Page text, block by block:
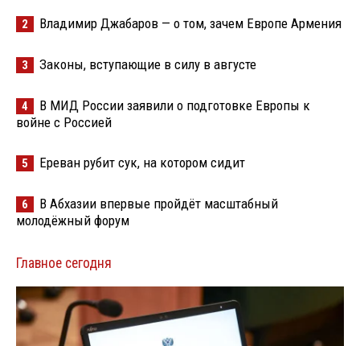
2 Владимир Джабаров — о том, зачем Европе Армения
3 Законы, вступающие в силу в августе
4
В МИД России заявили о подготовке Европы к
войне с Россией
5 Ереван рубит сук, на котором сидит
6
В Абхазии впервые пройдёт масштабный
молодёжный форум
Главное сегодня